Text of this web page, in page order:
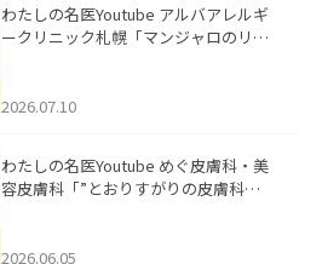
わたしの名医Youtube アルバアレルギ
ークリニック札幌「マンジャロのリア
た。
2026.07.10
わたしの名医Youtube めぐ皮膚科・美
容皮膚科「”とおりすがりの皮膚科
2026.06.05